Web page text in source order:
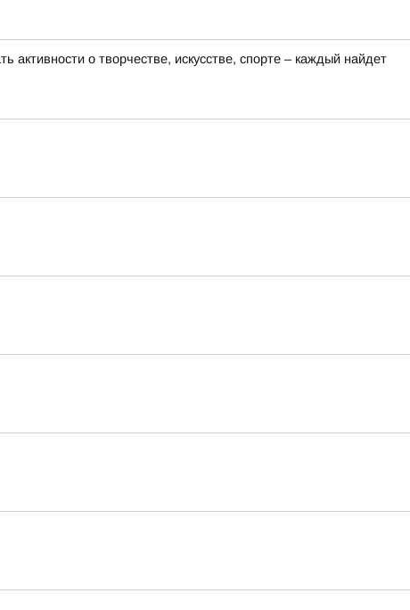
о творчестве, искусстве, спорте – каждый найдет